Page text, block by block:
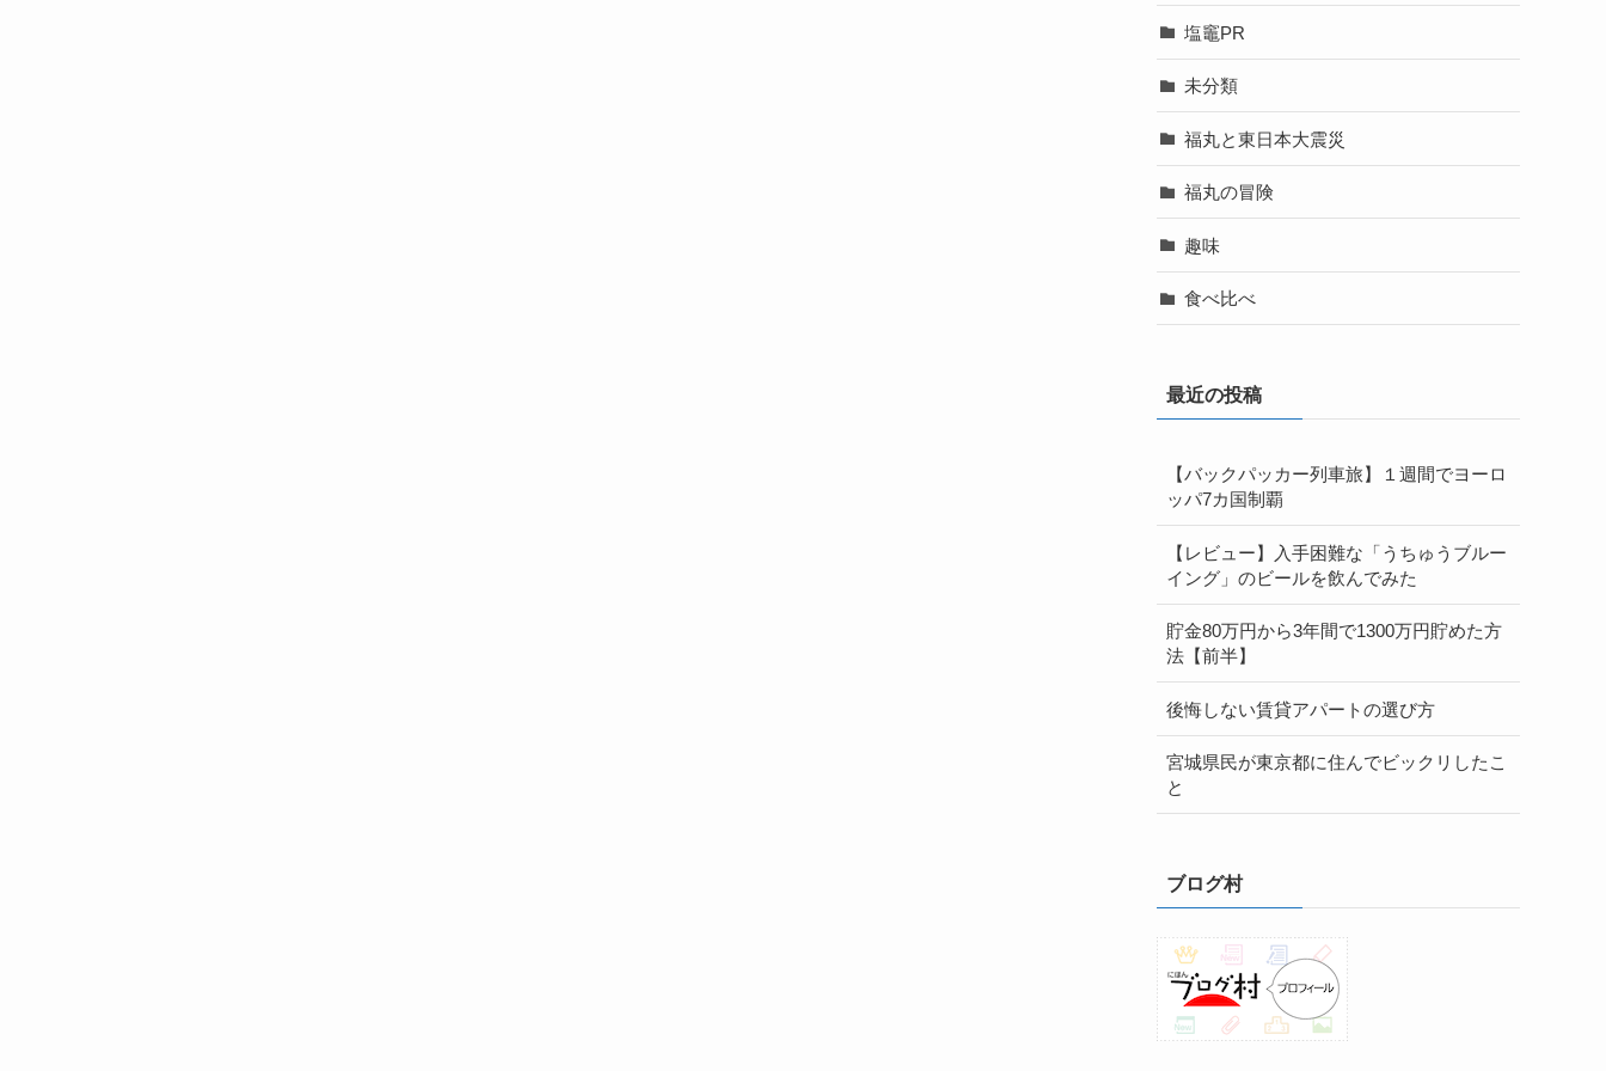
塩竈PR
未分類
福丸と東日本大震災
福丸の冒険
趣味
食べ比べ
最近の投稿
【バックパッカー列車旅】１週間でヨーロ
ッパ7カ国制覇
【レビュー】入手困難な「うちゅうブルー
イング」のビールを飲んでみた
貯金80万円から3年間で1300万円貯めた方
法【前半】
後悔しない賃貸アパートの選び方
宮城県民が東京都に住んでビックリしたこ
と
ブログ村